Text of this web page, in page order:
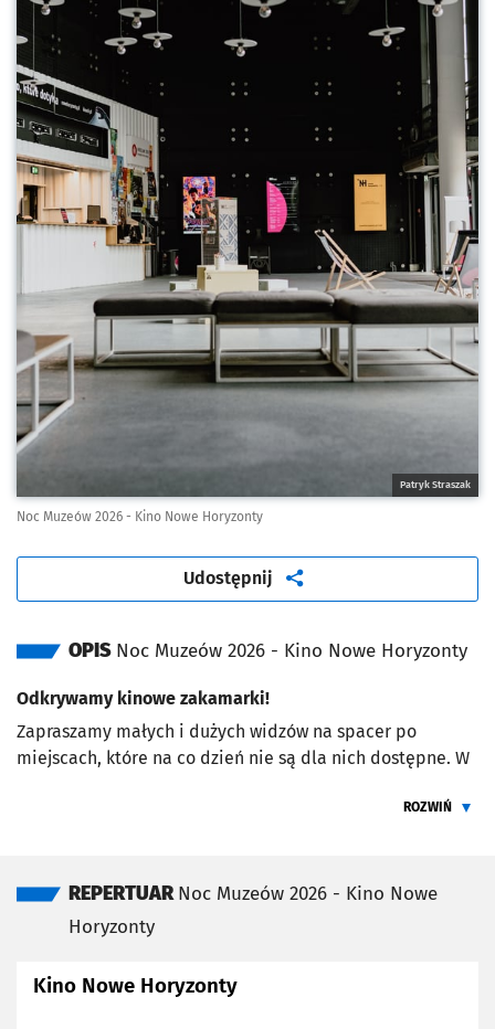
Patryk Straszak
Noc Muzeów 2026 - Kino Nowe Horyzonty
Udostępnij artykuł
OPIS Noc Muzeów 2026 - Kino Nowe Horyzonty
Odkrywamy kinowe zakamarki!
Zapraszamy małych i dużych widzów na spacer po
miejscach, które na co dzień nie są dla nich dostępne. W
przejść, używanych wyłącznie przez pracowników kina.
19:00, każda z nich trwać będzie około 30 minut.
Spacery w grupach maksymalnie 12-osobowych.
zgłoszeń.
ROZWIŃ
REPERTUARNoc Muzeów 2026 - Kino Nowe
Horyzonty
Kino Nowe Horyzonty